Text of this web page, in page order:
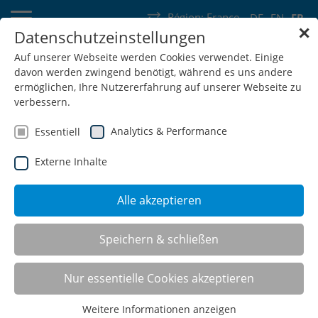
DE EN FR
Région: France
Allemagne Suisse Autriche Belgique Luxembourg
Pays-Bas Wallonie
SHOP
✕
Datenschutzeinstellungen
Auf unserer Webseite werden Cookies verwendet. Einige
davon werden zwingend benötigt, während es uns andere
ermöglichen, Ihre Nutzererfahrung auf unserer Webseite zu
verbessern.
Essentiell Analytics & Performance
Externe Inhalte
Alle akzeptieren
Speichern & schließen
Nur essentielle Cookies akzeptieren
Weitere Informationen anzeigen